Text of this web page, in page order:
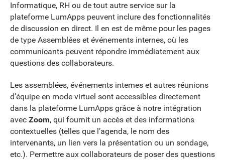
Informatique, RH ou de tout autre service sur la
plateforme LumApps peuvent inclure des fonctionnalités
de discussion en direct. Il en est de même pour les pages
de type Assemblées et événements internes, où les
communicants peuvent répondre immédiatement aux
questions des collaborateurs.
Les assemblées, événements internes et autres réunions
d’équipe en mode virtuel sont accessibles directement
dans la plateforme LumApps grâce à notre intégration
avec Zoom, qui fournit un accès et des informations
contextuelles (telles que l’agenda, le nom des
intervenants, un lien vers la présentation ou un sondage,
etc.). Permettre aux collaborateurs de poser des questions